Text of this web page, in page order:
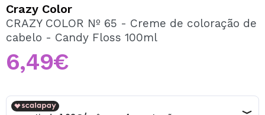
Ao criar uma conta no Maquibeauty.pt pode fazer as suas
compras rapidamente, verificar o estado das suas
Crazy Color
CRAZY COLOR Nº 65 - Creme de coloração de
cabelo - Candy Floss 100ml
6,49€